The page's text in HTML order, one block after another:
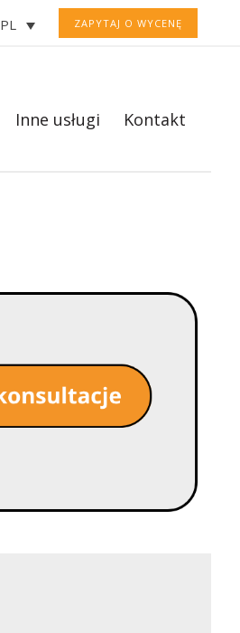
ZAPYTAJ O WYCENĘ
PL
Inne usługi Kontakt